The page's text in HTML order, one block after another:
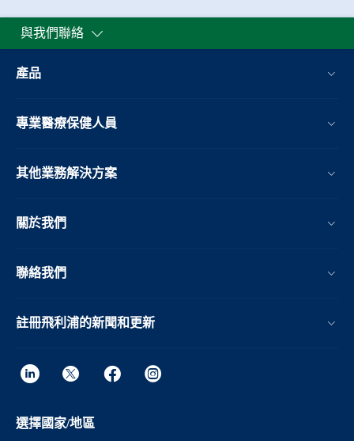
與我們聯絡
產品
專業醫療保健人員
其他業務解決方案​
關於我們
聯絡我們
註冊飛利浦的新聞和更新
選擇國家/地區